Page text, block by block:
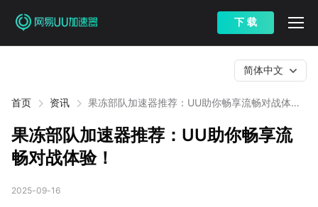
下 载
首页 资讯
果冻部队加速器推荐：UU助你畅享流畅对战体
简体中文
果冻部队加速器推荐：UU助你畅享流
畅对战体验！
2025-09-16